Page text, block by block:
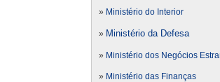
» Ministério do Interior
» Ministério da Defesa
» Ministério dos Negócios
» Ministério das Finanças